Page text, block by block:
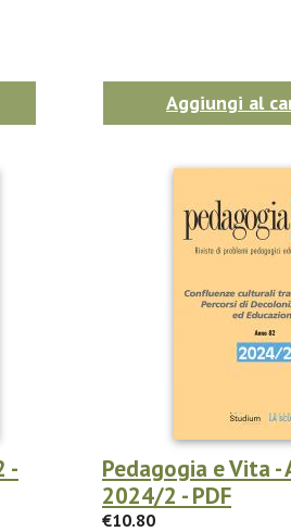
Aggiungi al
-
Pedagogia e Vita -
2024/2 - PDF
€10.80